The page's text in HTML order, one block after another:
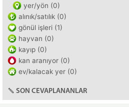
yer/yön (0)
alınık/satılık (0)
gönül işleri (1)
hayvan (0)
kayıp (0)
kan aranıyor (0)
ev/kalacak yer (0)
SON CEVAPLANANLAR